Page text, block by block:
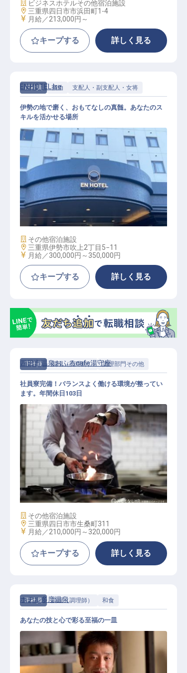
施設業態
ビジネスホテルその他宿泊施設
勤務地
三重県四日市市浜田町1-4
給与
月給／213,000円～
キープする 詳しく見る
正社員 宿泊 支配人・副支配人・女将
副支配人
EN HOTEL Ise
伊勢の地で磨く、おもてなしの真髄。あなたのス
キルを活かせる場所
施設業態
その他宿泊施設
勤務地
三重県伊勢市吹上2丁目5−11
給与
月給／300,000円～ 350,000円
キープする 詳しく見る
正社員 調理（調理師） 調理部門その他
キッチンスタッフ
四日市温泉おふろcafe湯守座
社員寮完備！バランスよく働ける環境が整ってい
ます。年間休日103日
施設業態
その他宿泊施設
勤務地
三重県四日市市生桑町311
給与
月給／210,000円～ 320,000円
キープする 詳しく見る
正社員 調理（調理師） 和食
ホテル多度温泉
あなたの技と心で彩る至福の一皿